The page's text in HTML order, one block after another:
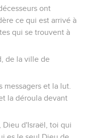
ont
ce qui est arrivé à
qui se trouvent à
de la ville de
messagers et la lut.
la déroula devant
Dieu d'Israël, toi qui